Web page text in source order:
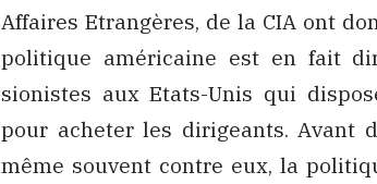
Affaires Etrangères, de la CIA ont
politique américaine est en fait
sionistes aux Etats-Unis qui
pour acheter les dirigeants. Avant
même souvent contre eux, la